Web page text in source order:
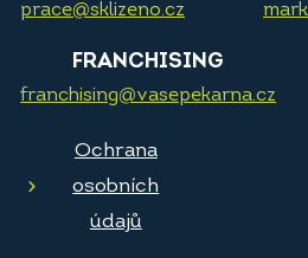
prace@sklizeno.cz
FRANCHISING
franchising@vasepekarna.cz
Ochrana
osobních
údajů